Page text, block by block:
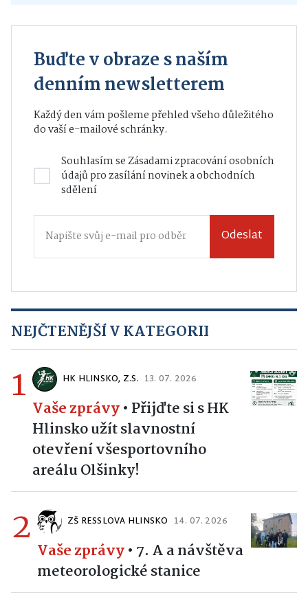
Buďte v obraze s naším
denním newsletterem
Každý den vám pošleme přehled všeho důležitého
do vaší e-mailové schránky.
Souhlasím seZásadami zpracování osobních
údajůpro zasílání novinek a obchodních
sdělení
Odeslat
NEJČTENĚJŠÍ V KATEGORII
1 HK HLINSKO, Z.S. 13. 07. 2026
Vaše zprávy• Přijďte si s HK
Hlinsko užít slavnostní
otevření všesportovního
areálu Olšinky!
2 ZŠ RESSLOVA HLINSKO 14. 07. 2026
Vaše zprávy• 7. A a návštěva
meteorologické stanice